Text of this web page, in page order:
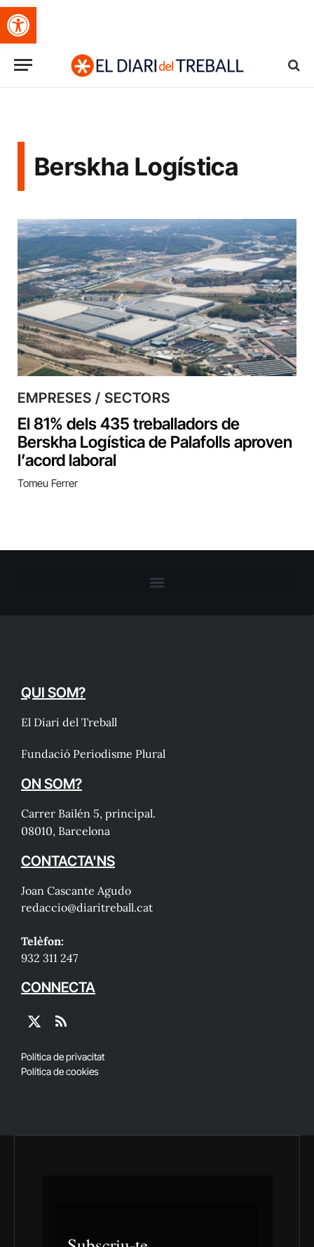
Obre la barra d'eines
Berskha Logística
EMPRESES / SECTORS
El 81% dels 435 treballadors de
Berskha Logística de Palafolls aproven
l’acord laboral
Tomeu Ferrer
QUI SOM?
El Diari del Treball
Fundació Periodisme Plural
ON SOM?
Carrer Bailén 5, principal.
08010, Barcelona
CONTACTA'NS
Joan Cascante Agudo
redaccio@diaritreball.cat
Telèfon:
932 311 247
CONNECTA
X
RSS
Política de privacitat
Política de cookies